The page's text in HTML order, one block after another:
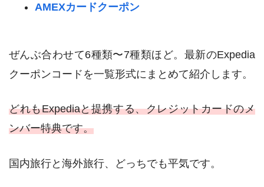
AMEXカードクーポン
ぜんぶ合わせて6種類〜7種類ほど。最新のExpedia
クーポンコードを一覧形式にまとめて紹介します。
どれもExpediaと提携する、クレジットカードのメ
ンバー特典です。
国内旅行と海外旅行、どっちでも平気です。